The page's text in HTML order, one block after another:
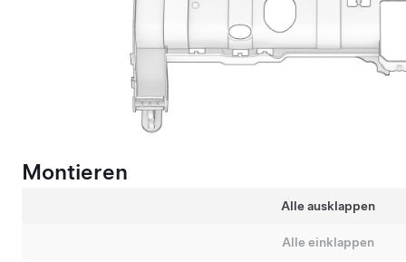
Montieren
Alle ausklappen
Alle einklappen